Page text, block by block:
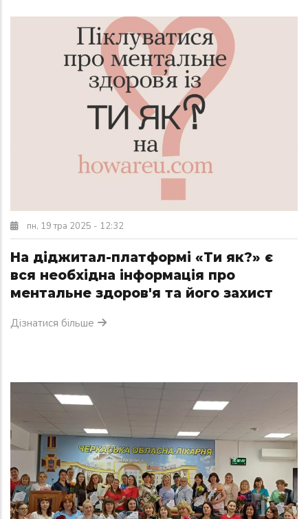
пн, 19 тра 2025 - 12:32
На діджитал-платформі «Ти як?» є
вся необхідна інформація про
ментальне здоров'я та його захист
Дізнатися більше